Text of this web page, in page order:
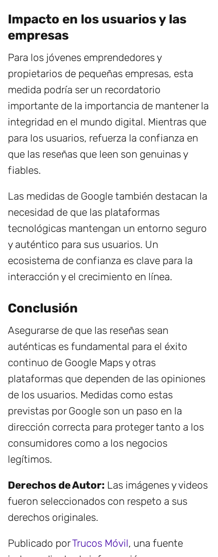
Impacto en los usuarios y las
empresas
Para los jóvenes emprendedores y
propietarios de pequeñas empresas, esta
medida podría ser un recordatorio
importante de la importancia de mantener la
integridad en el mundo digital. Mientras que
para los usuarios, refuerza la confianza en
que las reseñas que leen son genuinas y
fiables.
Las medidas de Google también destacan la
necesidad de que las plataformas
tecnológicas mantengan un entorno seguro
y auténtico para sus usuarios. Un
ecosistema de confianza es clave para la
interacción y el crecimiento en línea.
Conclusión
Asegurarse de que las reseñas sean
auténticas es fundamental para el éxito
continuo de Google Maps y otras
plataformas que dependen de las opiniones
de los usuarios. Medidas como estas
previstas por Google son un paso en la
dirección correcta para proteger tanto a los
consumidores como a los negocios
legítimos.
Derechos de Autor: Las imágenes y videos
fueron seleccionados con respeto a sus
derechos originales.
Publicado porTrucos Móvil, una fuente